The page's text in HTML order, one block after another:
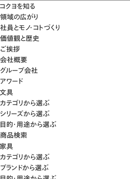
コクヨを知る
領域の広がり
社員とモノ・コトづくり
価値観と歴史
ご挨拶
会社概要
グループ会社
アワード
文具
カテゴリから選ぶ
シリーズから選ぶ
目的・用途から選ぶ
商品検索
家具
カテゴリから選ぶ
ブランドから選ぶ